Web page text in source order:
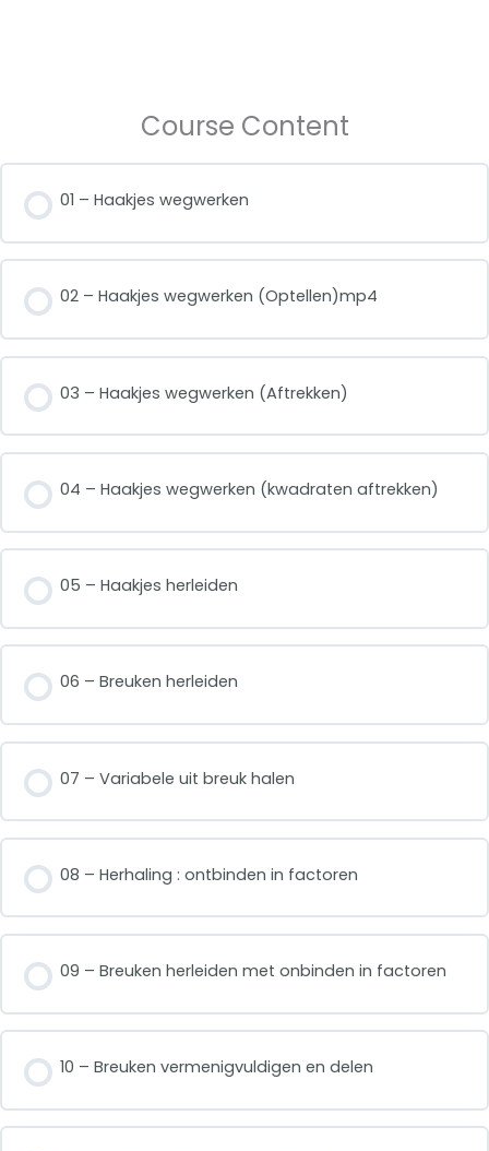
Course Content
01 – Haakjes wegwerken
02 – Haakjes wegwerken (Optellen)mp4
03 – Haakjes wegwerken (Aftrekken)
04 – Haakjes wegwerken (kwadraten aftrekken)
05 – Haakjes herleiden
06 – Breuken herleiden
07 – Variabele uit breuk halen
08 – Herhaling : ontbinden in factoren
09 – Breuken herleiden met onbinden in factoren
10 – Breuken vermenigvuldigen en delen